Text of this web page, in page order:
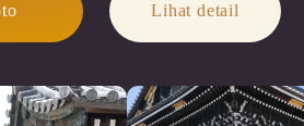
Lihat detail